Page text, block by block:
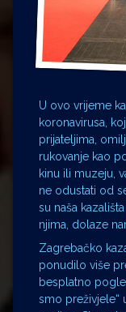
Miroslav Šantek
U ovo vrijeme
koronavirusa,
prijateljima,
rukovanje kao
kinu ili muzeju,
ne odustati od
su naša
njima, dolaze
Zagrebačko
ponudilo više
besplatno
smo preživjele“